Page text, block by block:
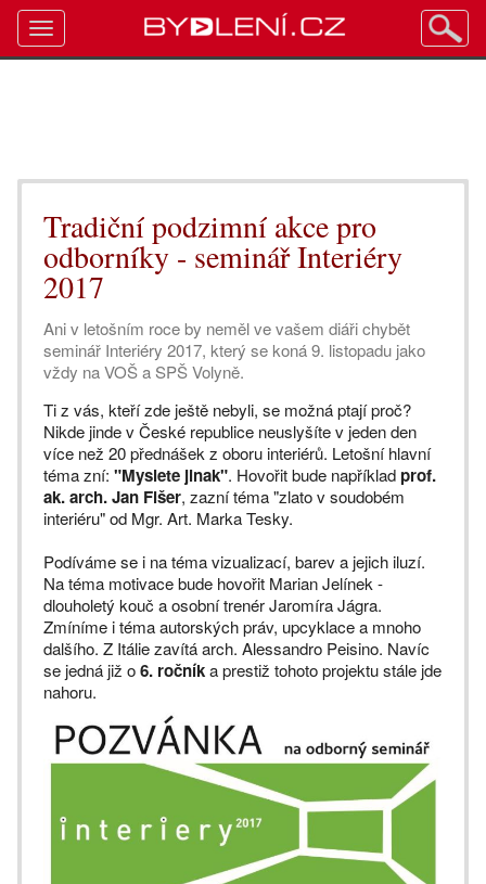
Tradiční podzimní akce pro
odborníky - seminář Interiéry
2017
Ani v letošním roce by neměl ve vašem diáři chybět
seminář Interiéry 2017, který se koná 9. listopadu jako
vždy na VOŠ a SPŠ Volyně.
Ti z vás, kteří zde ještě nebyli, se možná ptají proč?
Nikde jinde v České republice neuslyšíte v jeden den
více než 20 přednášek z oboru interiérů. Letošní hlavní
téma zní: "Myslete jinak". Hovořit bude napříkladprof.
ak. arch. Jan Fišer, zazní téma "zlato v soudobém
interiéru" od Mgr. Art. Marka Tesky.
Podíváme se i na téma vizualizací, barev a jejich iluzí.
Na téma motivace bude hovořit Marian Jelínek -
dlouholetý kouč a osobní trenér Jaromíra Jágra.
Zmíníme i téma autorských práv, upcyklace a mnoho
dalšího. Z Itálie zavítá arch. Alessandro Peisino. Navíc
se jedná již o6. ročníka prestiž tohoto projektu stále jde
nahoru.
Toggle
navigation